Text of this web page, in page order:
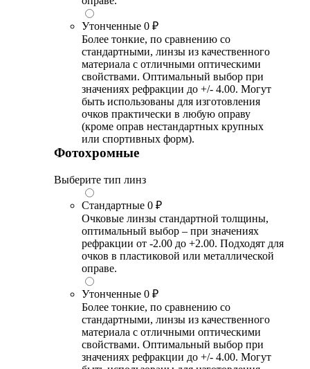
Утонченные 0 ₽
Более тонкие, по сравнению со
стандартными, линзы из качественного
материала с отличными оптическими
свойствами. Оптимальный выбор при
значениях рефракции до +/- 4.00. Могут
быть использованы для изготовления
очков практически в любую оправу
(кроме оправ нестандартных крупных
или спортивных форм).
Фотохромные
Выберите тип линз
Стандартные 0 ₽
Очковые линзы стандартной толщины,
оптимальный выбор – при значениях
рефракции от -2.00 до +2.00. Подходят для
очков в пластиковой или металлической
оправе.
Утонченные 0 ₽
Более тонкие, по сравнению со
стандартными, линзы из качественного
материала с отличными оптическими
свойствами. Оптимальный выбор при
значениях рефракции до +/- 4.00. Могут